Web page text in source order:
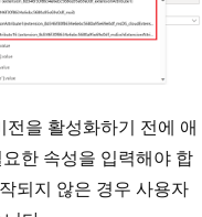
을 활성화하기 전에 애
한 속성을 입력해야 합
되지 않은 경우 사용자